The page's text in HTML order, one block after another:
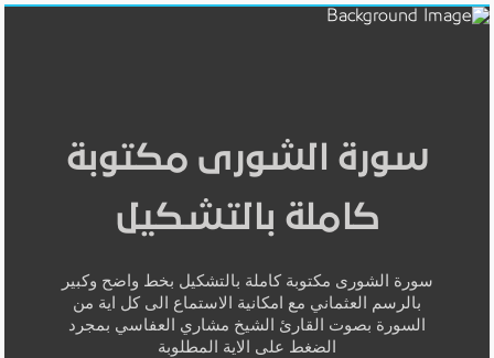
سورة الشورى مكتوبة
كاملة بالتشكيل
سورة الشورى مكتوبة كاملة بالتشكيل بخط واضح وكبير
بالرسم العثماني مع امكانية الاستماع الى كل اية من
السورة بصوت القارئ الشيخ مشاري العفاسي بمجرد
الضغط على الاية المطلوبة